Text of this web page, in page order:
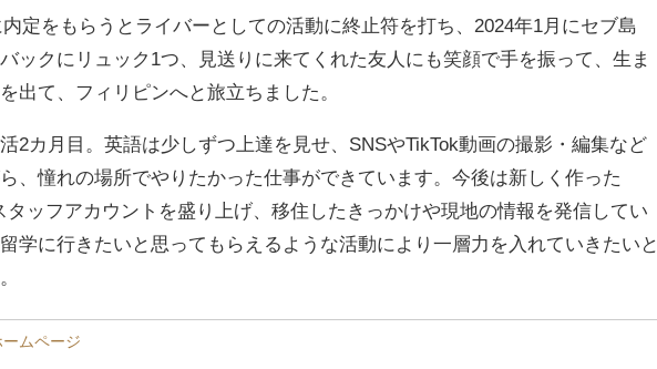
内定をもらうとライバーとしての活動に終止符を打ち、2024年1月にセブ島
ックにリュック1つ、見送りに来てくれた友人にも笑顔で手を振って、生ま
出て、フィリピンへと旅立ちました。
2カ月目。英語は少しずつ上達を見せ、SNSやTikTok動画の撮影・編集など
、憧れの場所でやりたかった仕事ができています。今後は新しく作った
タッフアカウントを盛り上げ、移住したきっかけや現地の情報を発信してい
学に行きたいと思ってもらえるような活動により一層力を入れていきたいと
ームページ